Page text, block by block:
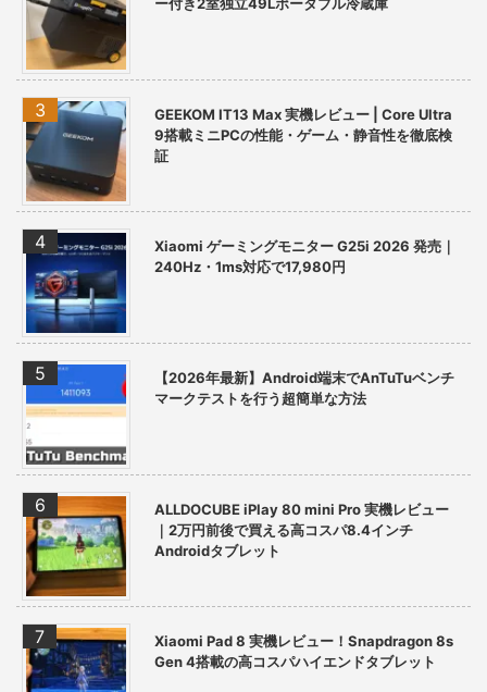
ー付き2室独立49Lポータブル冷蔵庫
GEEKOM IT13 Max 実機レビュー | Core Ultra
9搭載ミニPCの性能・ゲーム・静音性を徹底検
証
Xiaomi ゲーミングモニター G25i 2026 発売｜
240Hz・1ms対応で17,980円
【2026年最新】Android端末でAnTuTuベンチ
マークテストを行う超簡単な方法
ALLDOCUBE iPlay 80 mini Pro 実機レビュー
｜2万円前後で買える高コスパ8.4インチ
Androidタブレット
Xiaomi Pad 8 実機レビュー！Snapdragon 8s
Gen 4搭載の高コスパハイエンドタブレット